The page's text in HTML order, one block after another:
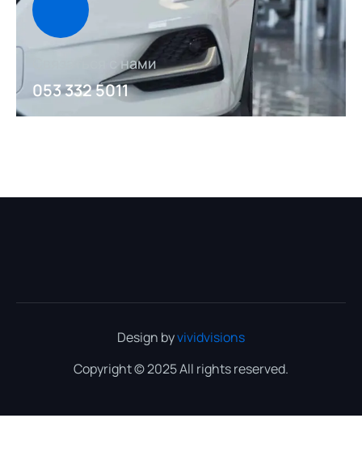
Связаться с нами
053 332 5011
Design byvividvisions
Copyright © 2025 All rights reserved.